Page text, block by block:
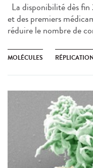
La disponibilité dès
et des premiers
réduire le nombre de
MOLÉCULES